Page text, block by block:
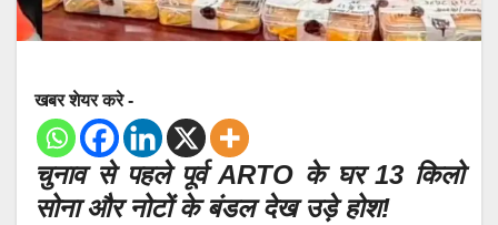
खबर शेयर करे -
चुनाव से पहले पूर्व ARTO के घर 13 किलो
सोना और नोटों के बंडल देख उड़े होश!